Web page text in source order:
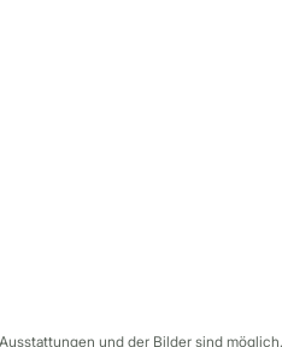
und der Bilder sind möglich.